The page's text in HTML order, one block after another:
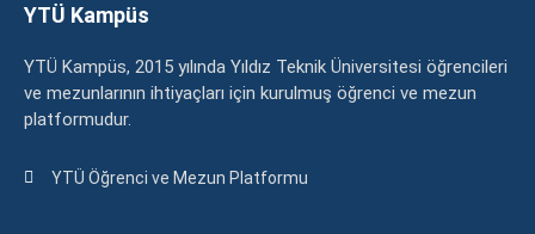
YTÜ Kampüs
YTÜ Kampüs, 2015 yılında Yıldız Teknik Üniversitesi öğrencileri
ve mezunlarının ihtiyaçları için kurulmuş öğrenci ve mezun
platformudur.
YTÜ Öğrenci ve Mezun Platformu